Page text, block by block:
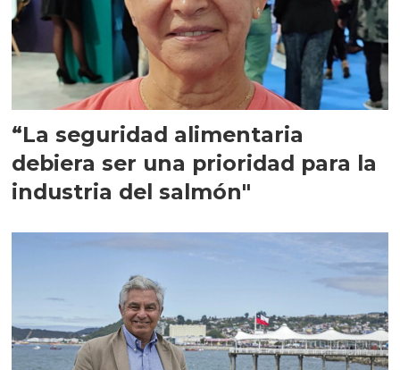
“La seguridad alimentaria
debiera ser una prioridad para la
industria del salmón"